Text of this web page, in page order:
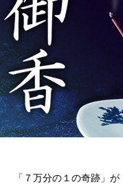
「７万分の１の奇跡」